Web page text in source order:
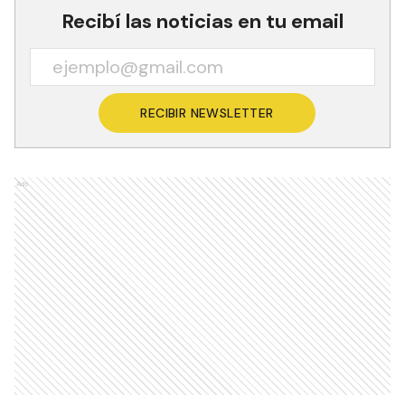
Recibí las noticias en tu email
RECIBIR NEWSLETTER
Ads